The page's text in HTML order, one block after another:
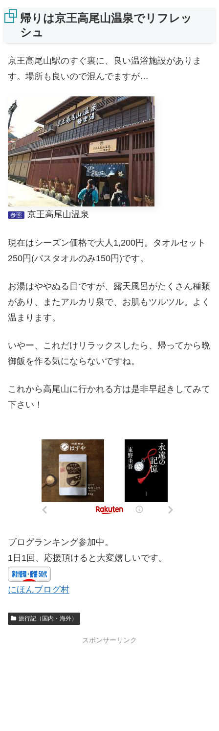
帰りは京王高尾山温泉でリフレッ
シュ
京王高尾山駅のすぐ裏に、良い温浴施設がありま
す。場所も良いので混んでますが…
参照 京王高尾山温泉
現在はシーズン価格で大人1,200円。タオルセット
250円(バスタオルのみ150円)です。
お湯はややぬる目ですが、露天風呂がたくさん種類
があり、またアルカリ泉で、お肌もツルツル。よく
温まります。
いやー、これだけリラックスしたら、帰ってから晩
御飯を作る気にならないですね。
これから高尾山に行かれる方は是非早起きしてみて
下さい！
ブログランキング参加中。
1日1回、応援頂けると大変嬉しいです。
にほんブログ村
旅行記（国内・海外）
スポンサーリンク